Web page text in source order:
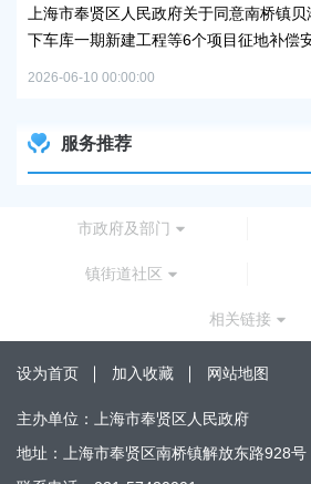
上海市奉贤区人民政府关于同意南桥镇
下车库一期新建工程等6个项目征地补偿
2026-06-10 00:00:00
服务推荐
市政府及部门
镇街道社区
相关链接
设为首页 加入收藏 网站地图
主办单位：上海市奉贤区人民政府
地址：上海市奉贤区南桥镇解放东路928号